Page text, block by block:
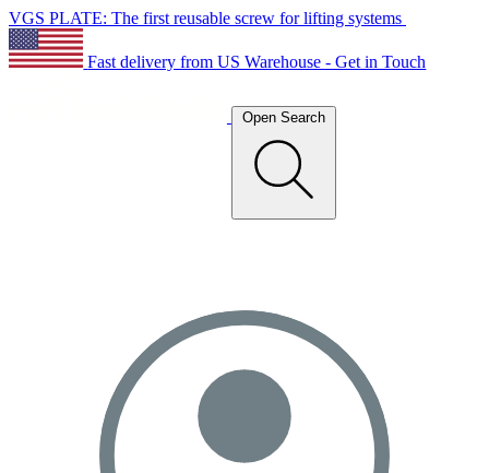
VGS PLATE: The first reusable screw for lifting systems
Fast delivery from US Warehouse - Get in Touch
Open Search